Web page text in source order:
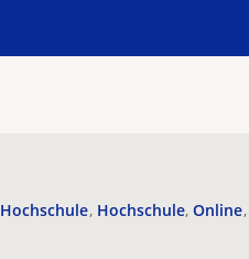
Hochschule Hochschule Online